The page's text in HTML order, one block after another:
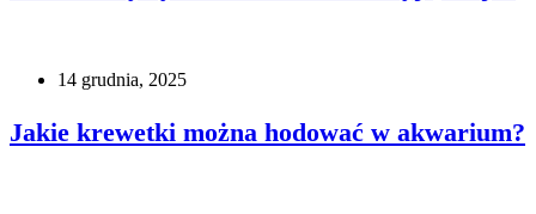
14 grudnia, 2025
Jakie krewetki można hodować w akwarium?